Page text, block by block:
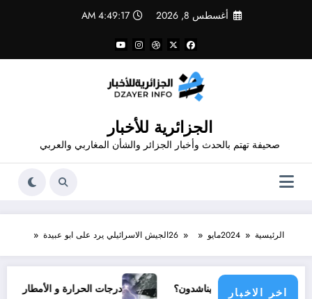
أغسطس 8, 2026 4:49:17 AM
الجزائرية للأخبار
صحيفة تهتم بالحدث وأخبار الجزائر والشأن المغاربي والعربي
الرئيسية 2024مايو 26الجيش الاسرائيلي يرد على ابو عبيدة
اخر الاخبار
دولي يناشدون؟ درجات الحرارة و الأمطار في سبتمبر 2026 في الجزائر